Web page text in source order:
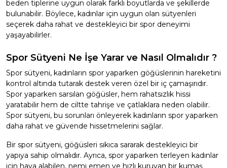
beden tiplerine uygun olarak farklı boyutlarda ve şekillerde
bulunabilir. Böylece, kadınlar için uygun olan sütyenleri
seçerek daha rahat ve destekleyici bir spor deneyimi
yaşayabilirler.
Spor Sütyeni Ne İşe Yarar ve Nasıl Olmalıdır ?
Spor sütyeni, kadınların spor yaparken göğüslerinin hareketini
kontrol altında tutarak destek veren özel bir iç çamaşırıdır.
Spor yaparken sarsılan göğüsler, hem rahatsızlık hissi
yaratabilir hem de ciltte tahrişe ve çatlaklara neden olabilir.
Spor sütyeni, bu sorunları önleyerek kadınların spor yaparken
daha rahat ve güvende hissetmelerini sağlar.
Bir spor sütyeni, göğüsleri sıkıca sararak destekleyici bir
yapıya sahip olmalıdır. Ayrıca, spor yaparken terleyen kadınlar
için hava alabilen, nemi emen ve hızlı kuruyan bir kumaş